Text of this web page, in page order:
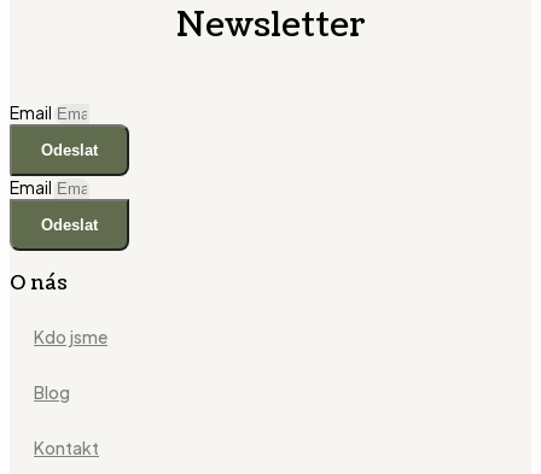
Newsletter
Email
Odeslat
Email
Odeslat
O nás
Kdo jsme
Blog
Kontakt